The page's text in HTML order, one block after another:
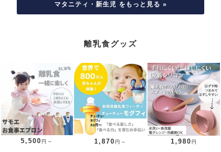
マタニティ・新生児 をもっと見る »
離乳食グッズ
5,500 円～ 1,870 円～ 1,980 円